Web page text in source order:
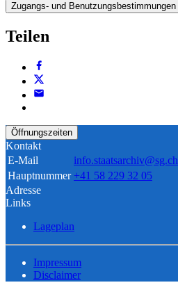
Zugangs- und Benutzungsbestimmungen
Teilen
Öffnungszeiten
Kontakt
E-Mail
info.staatsarchiv@sg.ch
Hauptnummer +41 58 229 32 05
Adresse
Links
Lageplan
Impressum
Disclaimer